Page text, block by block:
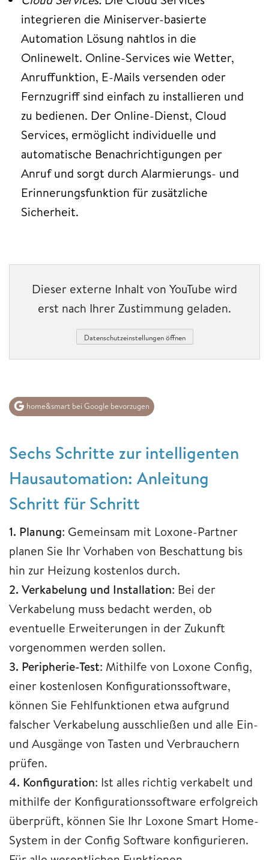
integrieren die Miniserver-basierte
Automation Lösung nahtlos in die
Onlinewelt. Online-Services wie Wetter,
Anruffunktion, E-Mails versenden oder
Fernzugriff sind einfach zu installieren und
zu bedienen. Der Online-Dienst, Cloud
Services, ermöglicht individuelle und
automatische Benachrichtigungen per
Anruf und sorgt durch Alarmierungs- und
Erinnerungsfunktion für zusätzliche
Sicherheit.
Dieser externe Inhalt von YouTube wird
erst nach Ihrer Zustimmung geladen.
Datenschutzeinstellungen öffnen
home&smart bei Google bevorzugen
Sechs Schritte zur intelligenten
Hausautomation: Anleitung
Schritt für Schritt
1. Planung: Gemeinsam mit Loxone-Partner
planen Sie Ihr Vorhaben von Beschattung bis
hin zur Heizung kostenlos durch.
2. Verkabelung und Installation: Bei der
Verkabelung muss bedacht werden, ob
eventuelle Erweiterungen in der Zukunft
vorgenommen werden sollen.
3. Peripherie-Test: Mithilfe von Loxone Config,
einer kostenlosen Konfigurationssoftware,
können Sie Fehlfunktionen etwa aufgrund
falscher Verkabelung ausschließen und alle Ein-
und Ausgänge von Tasten und Verbrauchern
prüfen.
4. Konfiguration: Ist alles richtig verkabelt und
mithilfe der Konfigurationssoftware erfolgreich
überprüft, können Sie Ihr Loxone Smart Home-
System in der Config Software konfigurieren.